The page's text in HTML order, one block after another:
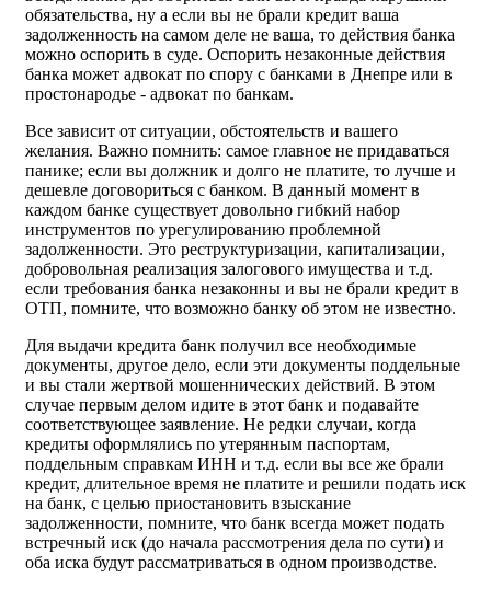
обязательства, ну а если вы не брали кредит ваша
задолженность на самом деле не ваша, то действия банка
можно оспорить в суде. Оспорить незаконные действия
банка может адвокат по спору с банками в Днепре или в
простонародье - адвокат по банкам.
Все зависит от ситуации, обстоятельств и вашего
желания. Важно помнить: самое главное не придаваться
панике; если вы должник и долго не платите, то лучше и
дешевле договориться с банком. В данный момент в
каждом банке существует довольно гибкий набор
инструментов по урегулированию проблемной
задолженности. Это реструктуризации, капитализации,
добровольная реализация залогового имущества и т.д.
если требования банка незаконны и вы не брали кредит в
ОТП, помните, что возможно банку об этом не известно.
Для выдачи кредита банк получил все необходимые
документы, другое дело, если эти документы поддельные
и вы стали жертвой мошеннических действий. В этом
случае первым делом идите в этот банк и подавайте
соответствующее заявление. Не редки случаи, когда
кредиты оформлялись по утерянным паспортам,
поддельным справкам ИНН и т.д. если вы все же брали
кредит, длительное время не платите и решили подать иск
на банк, с целью приостановить взыскание
задолженности, помните, что банк всегда может подать
встречный иск (до начала рассмотрения дела по сути) и
оба иска будут рассматриваться в одном производстве.